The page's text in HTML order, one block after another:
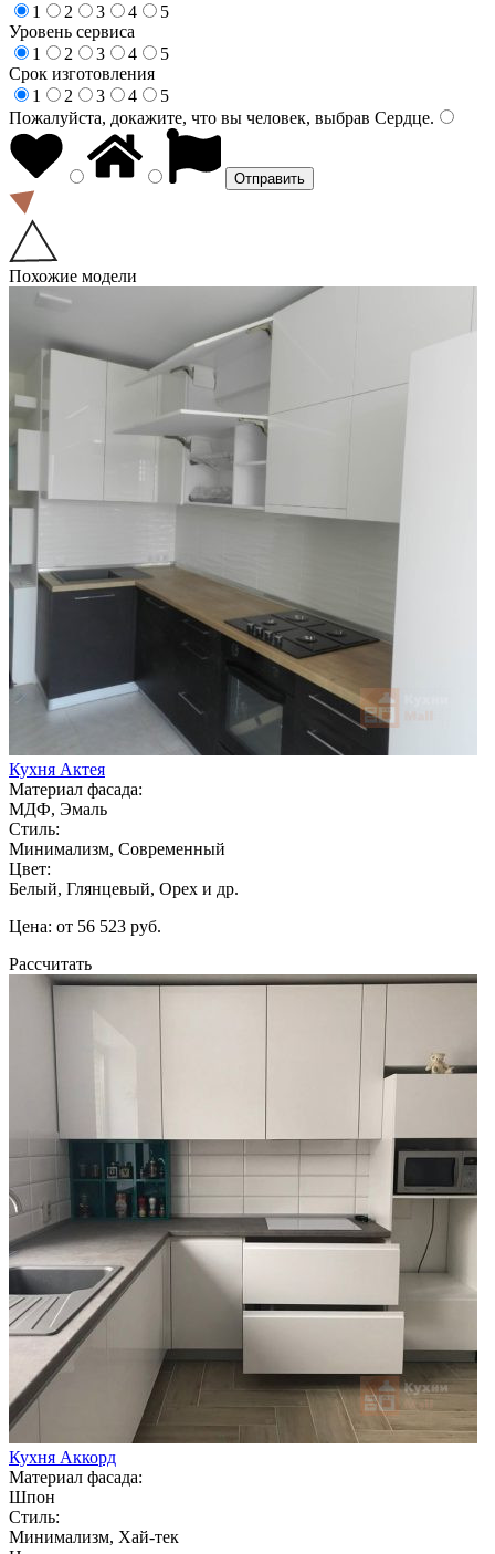
1
2 3 4
5
Уровень сервиса
1
2 3 4
5
Срок изготовления
1
2 3 4
5
Пожалуйста, докажите, что вы человек, выбрав Сердце.
Похожие модели
Кухня Актея
Материал фасада:
МДФ, Эмаль
Стиль:
Минимализм, Современный
Цвет:
Белый, Глянцевый, Орех и др.
Цена: от 56 523 руб.
Рассчитать
Кухня Аккорд
Материал фасада:
Шпон
Стиль:
Минимализм, Хай-тек